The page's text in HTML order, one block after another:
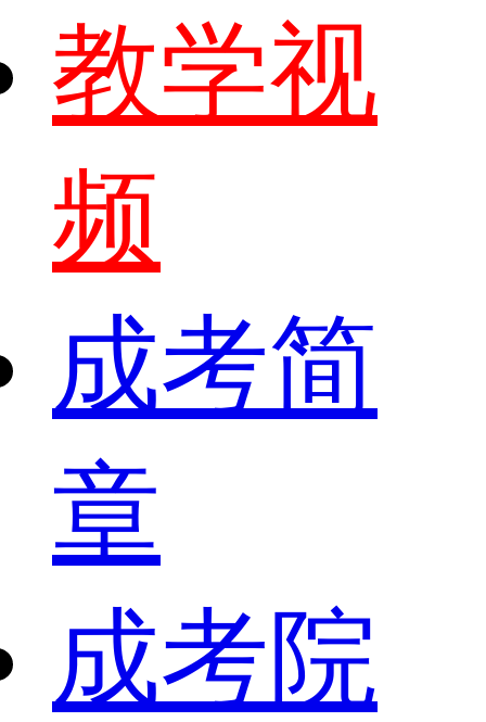
教学视
频
成考简
章
成考院